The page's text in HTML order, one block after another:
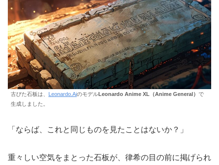
古びた石板は、 Leonardo.AiのモデルLeonardo Anime XL（Anime General） で
生成しました。
「ならば、これと同じものを見たことはないか？」
重々しい空気をまとった石板が、律希の目の前に掲げられ